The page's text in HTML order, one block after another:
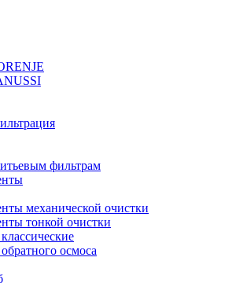
фильтрам
механической очистки
тонкой очистки
осмоса